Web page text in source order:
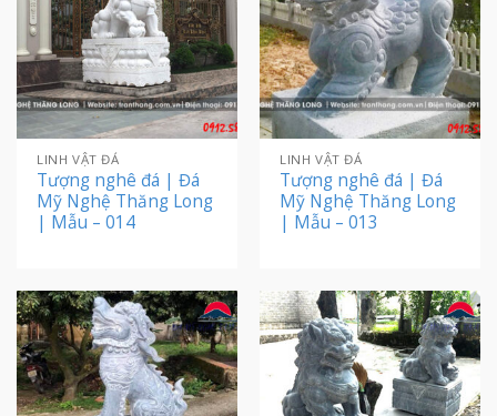
LINH VẬT ĐÁ
Tượng nghê đá | Đá
Mỹ Nghệ Thăng Long
| Mẫu – 014
LINH VẬT ĐÁ
Tượng nghê đá | Đá
Mỹ Nghệ Thăng Long
| Mẫu – 013